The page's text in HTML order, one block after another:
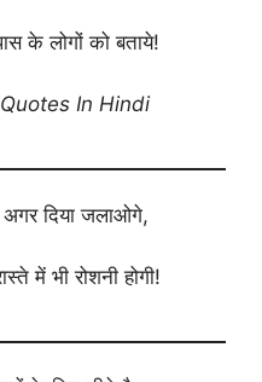
के लोगों को बताये!
In Hindi
दिया जलाओगे,
में भी रोशनी होगी!